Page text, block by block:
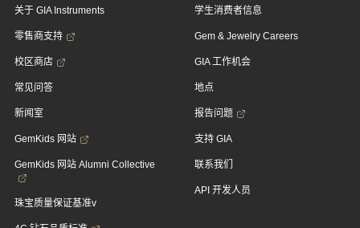
关于 GIA Instruments
零售商支持
校区商店
常见问答
新闻室
GemKids 网站
GemKids 网站 Alumni Collective
珠宝质量保证基准v
学生消费者信息
Gem & Jewelry Careers
GIA 工作机会
地点
报告问题
支持 GIA
联系我们
API 开发人员